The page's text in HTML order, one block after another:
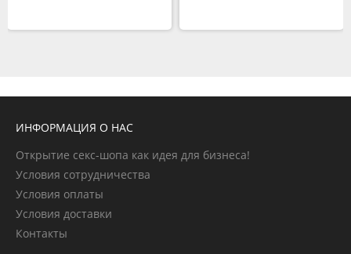
ИНФОРМАЦИЯ О НАС
Открытие секс-шопа как идея для бизнеса!
Условия сотрудничества
Условия оплаты
Условия доставки
Контакты